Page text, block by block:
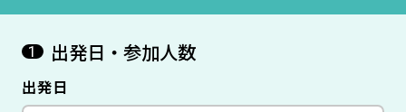
1 出発日・参加人数
出発日